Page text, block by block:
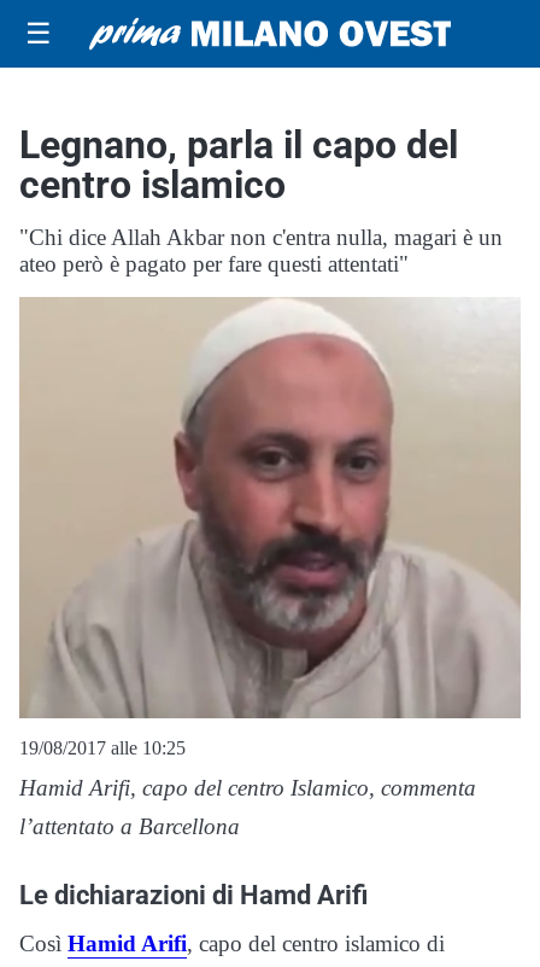
☰
Legnano, parla il capo del
centro islamico
"Chi dice Allah Akbar non c'entra nulla, magari è un
ateo però è pagato per fare questi attentati"
19/08/2017 alle 10:25
Hamid Arifi, capo del centro Islamico, commenta
l’attentato a Barcellona
Le dichiarazioni di Hamd Arifi
Così Hamid Arifi, capo del centro islamico di